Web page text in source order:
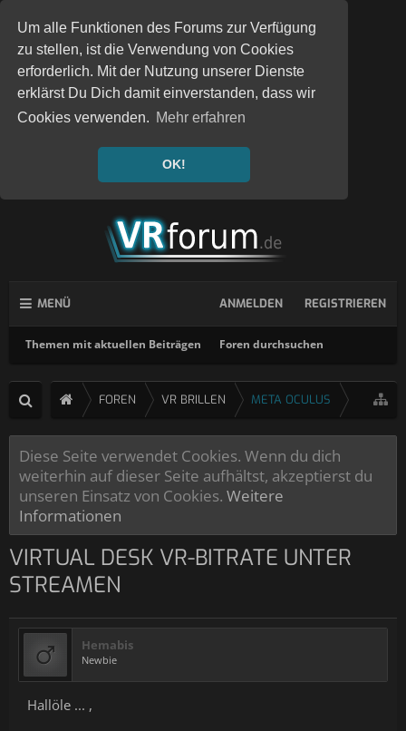
Um alle Funktionen des Forums zur Verfügung
zu stellen, ist die Verwendung von Cookies
erforderlich. Mit der Nutzung unserer Dienste
erklärst Du Dich damit einverstanden, dass wir
Cookies verwenden. Mehr erfahren
OK!
MENÜ
Themen mit aktuellen Beiträgen Foren durchsuchen
ANMELDEN REGISTRIEREN
FOREN VR BRILLEN META OCULUS
Diese Seite verwendet Cookies. Wenn du dich
weiterhin auf dieser Seite aufhältst, akzeptierst du
unseren Einsatz von Cookies. Weitere
Informationen
VIRTUAL DESK VR-BITRATE UNTER
STREAMEN
Hemabis
Newbie
Hallöle ... ,